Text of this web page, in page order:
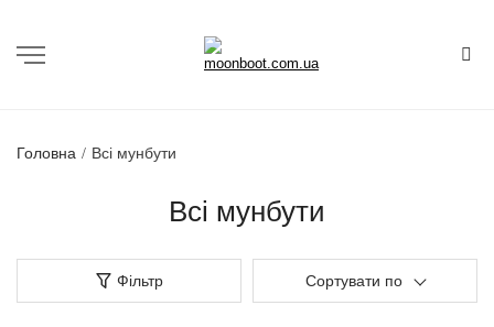
Головна Всі мунбути
Всі мунбути
Фільтр Сортувати по